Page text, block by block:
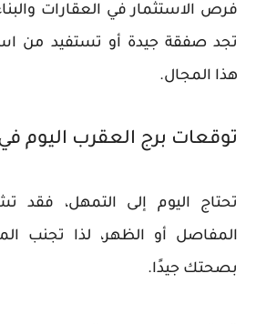
فرص الاستثمار في العقارات
تجد صفقة جيدة أو تستفيد من
هذا المجال.
توقعات برج العقرب اليوم
تحتاج اليوم إلى التمهل، فقد
المفاصل أو الظهر، لذا تجنب
بصحتك جيدًا.